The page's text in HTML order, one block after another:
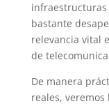
bastante
relevancia vital
de
De manera
reales,